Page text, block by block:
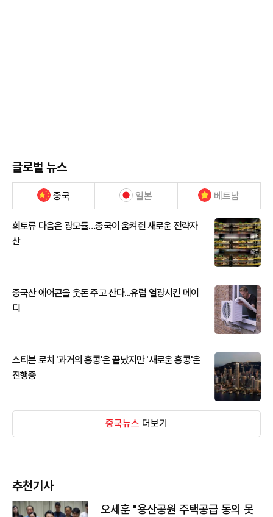
글로벌 뉴스
중국 일본 베트남
희토류 다음은 광모듈…중국이 움켜쥔 새로운 전략자
산
중국산 에어콘을 웃돈 주고 산다...유럽 열광시킨 메이
디
스티븐 로치 '과거의 홍콩'은 끝났지만 '새로운 홍콩'은
진행중
중국뉴스 더보기
추천기사
오세훈 "용산공원 주택공급 동의 못